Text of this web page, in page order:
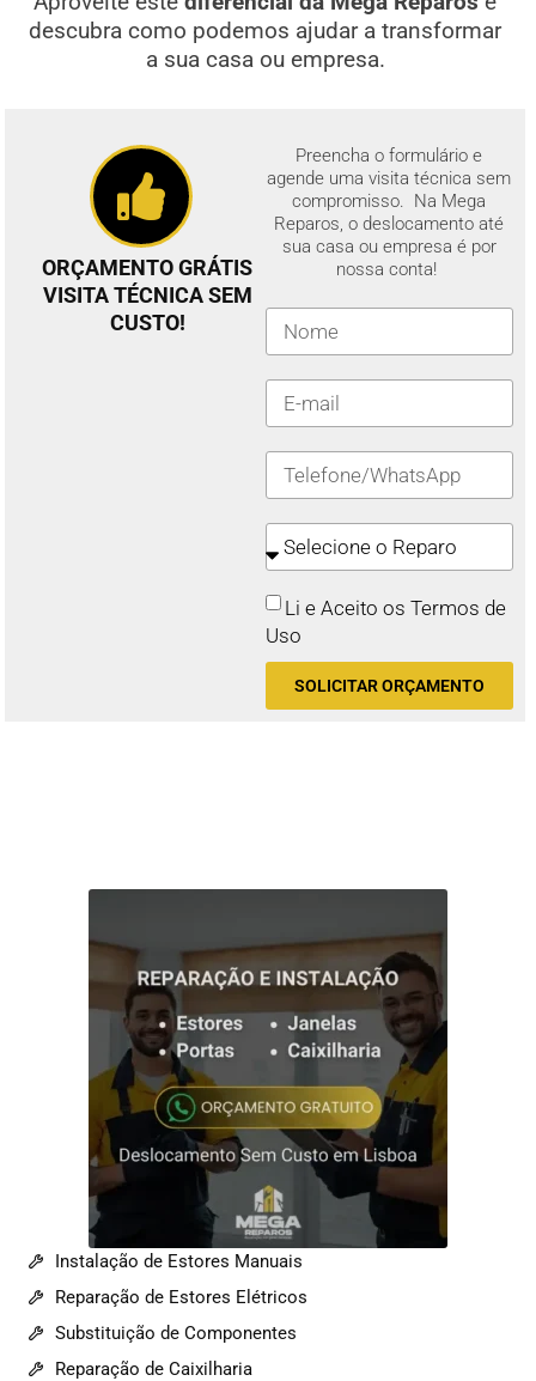
descubra como podemos ajudar a transformar
a sua casa ou empresa.
ORÇAMENTO GRÁTIS
VISITA TÉCNICA SEM
CUSTO!
Preencha o formulário e
agende uma visita técnica sem
compromisso. Na Mega
Reparos, o deslocamento até
sua casa ou empresa é por
nossa conta!
Li e Aceito os Termos de
Uso
SOLICITAR ORÇAMENTO
Instalação de Estores Manuais
Reparação de Estores Elétricos
Substituição de Componentes
Reparação de Caixilharia